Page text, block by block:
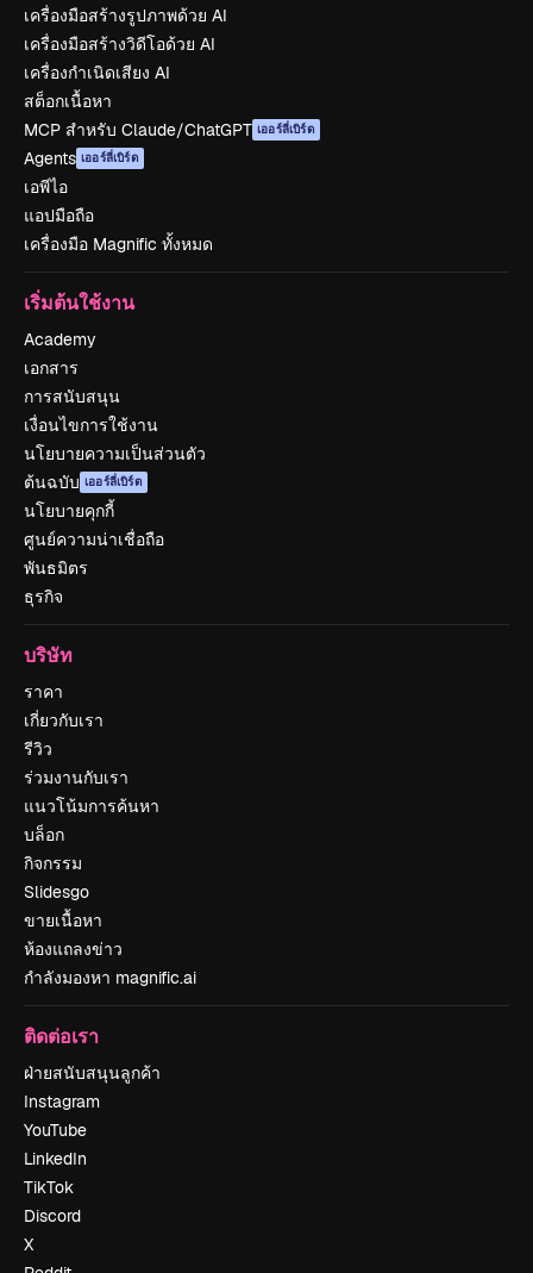
เครื่องมือสร้างรูปภาพด้วย AI
เครื่องมือสร้างวิดีโอด้วย AI
เครื่องกำเนิดเสียง AI
สต็อกเนื้อหา
MCP สำหรับ Claude/ChatGPT เออร์ลี่เบิร์ด
Agents เออร์ลี่เบิร์ด
เอพีไอ
แอปมือถือ
เครื่องมือ Magnific ทั้งหมด
เริ่มต้นใช้งาน
Academy
เอกสาร
การสนับสนุน
เงื่อนไขการใช้งาน
นโยบายความเป็นส่วนตัว
ต้นฉบับ เออร์ลี่เบิร์ด
นโยบายคุกกี้
ศูนย์ความน่าเชื่อถือ
พันธมิตร
ธุรกิจ
บริษัท
ราคา
เกี่ยวกับเรา
รีวิว
ร่วมงานกับเรา
แนวโน้มการค้นหา
บล็อก
กิจกรรม
Slidesgo
ขายเนื้อหา
ห้องแถลงข่าว
กำลังมองหา magnific.ai
ติดต่อเรา
ฝ่ายสนับสนุนลูกค้า
Instagram
YouTube
LinkedIn
TikTok
Discord
X